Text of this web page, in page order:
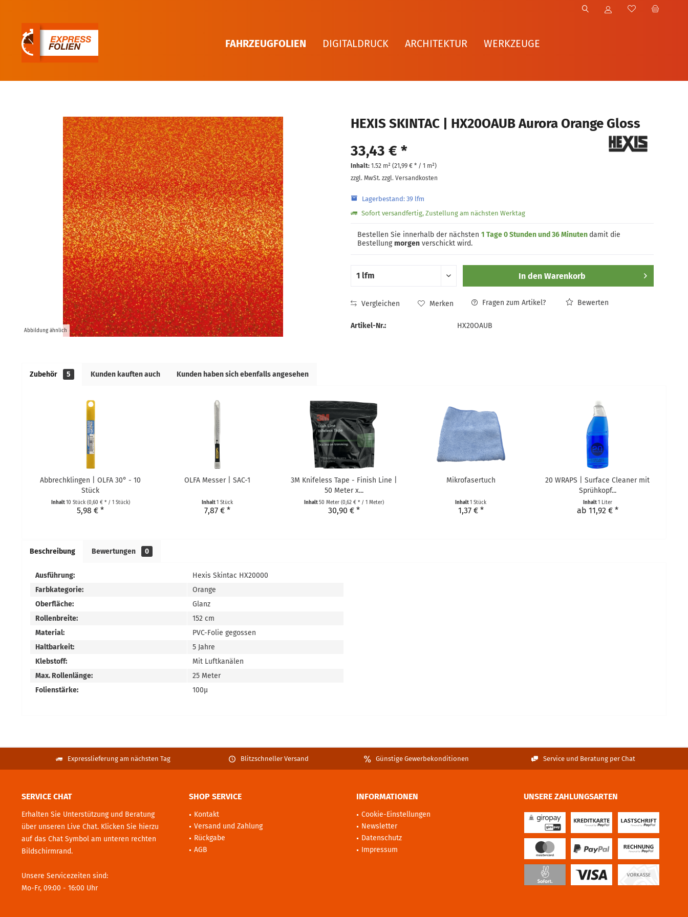
FAHRZEUGFOLIEN DIGITALDRUCK ARCHITEKTUR WERKZEUGE
Abbildung ähnlich
HEXIS SKINTAC | HX20OAUB Aurora Orange Gloss
33,43 € *
Inhalt: 1.52 m² (21,99 €* / 1 m²)
zzgl. MwSt. zzgl. Versandkosten
Lagerbestand: 39 lfm
Sofort versandfertig, Zustellung am nächsten Werktag
Bestellen Sie innerhalb der nächsten 1 Tage 0 Stunden und 36 Minuten damit die
Bestellungmorgenverschickt wird.
In den Warenkorb
Vergleichen Merken Fragen zum Artikel? Bewerten
Artikel-Nr.: HX20OAUB
Zubehör 5 Kunden kauften auch Kunden haben sich ebenfalls angesehen
Abbrechklingen | OLFA 30° - 10
Stück
Inhalt10 Stück (0,60 € * / 1 Stück)
5,98 € *
OLFA Messer | SAC-1
Inhalt1 Stück
7,87 € *
3M Knifeless Tape - Finish Line |
50 Meter x...
Inhalt50 Meter (0,62 € * / 1 Meter)
30,90 € *
Mikrofasertuch
Inhalt1 Stück
1,37 € *
20 WRAPS | Surface Cleaner mit
Sprühkopf...
Inhalt1 Liter
ab 11,92 € *
Beschreibung Bewertungen 0
Ausführung:
Hexis Skintac HX20000
Farbkategorie:
Orange
Oberfläche:
Glanz
Rollenbreite:
152 cm
Material:
PVC-Folie gegossen
Haltbarkeit:
5 Jahre
Klebstoff:
Mit Luftkanälen
Max. Rollenlänge:
25 Meter
Folienstärke:
100µ
Expresslieferung am nächsten Tag Blitzschneller Versand Günstige Gewerbekonditionen Service und Beratung per Chat
SERVICE CHAT
Erhalten Sie Unterstützung und Beratung
über unseren Live Chat. Klicken Sie hierzu
auf das Chat Symbol am unteren rechten
Bildschirmrand.
Unsere Servicezeiten sind:
Mo-Fr, 09:00 - 16:00 Uhr
SHOP SERVICE
Kontakt
Versand und Zahlung
Rückgabe
AGB
INFORMATIONEN
Cookie-Einstellungen
Newsletter
Datenschutz
Impressum
UNSERE ZAHLUNGSARTEN